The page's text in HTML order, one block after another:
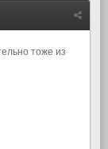
тоже из